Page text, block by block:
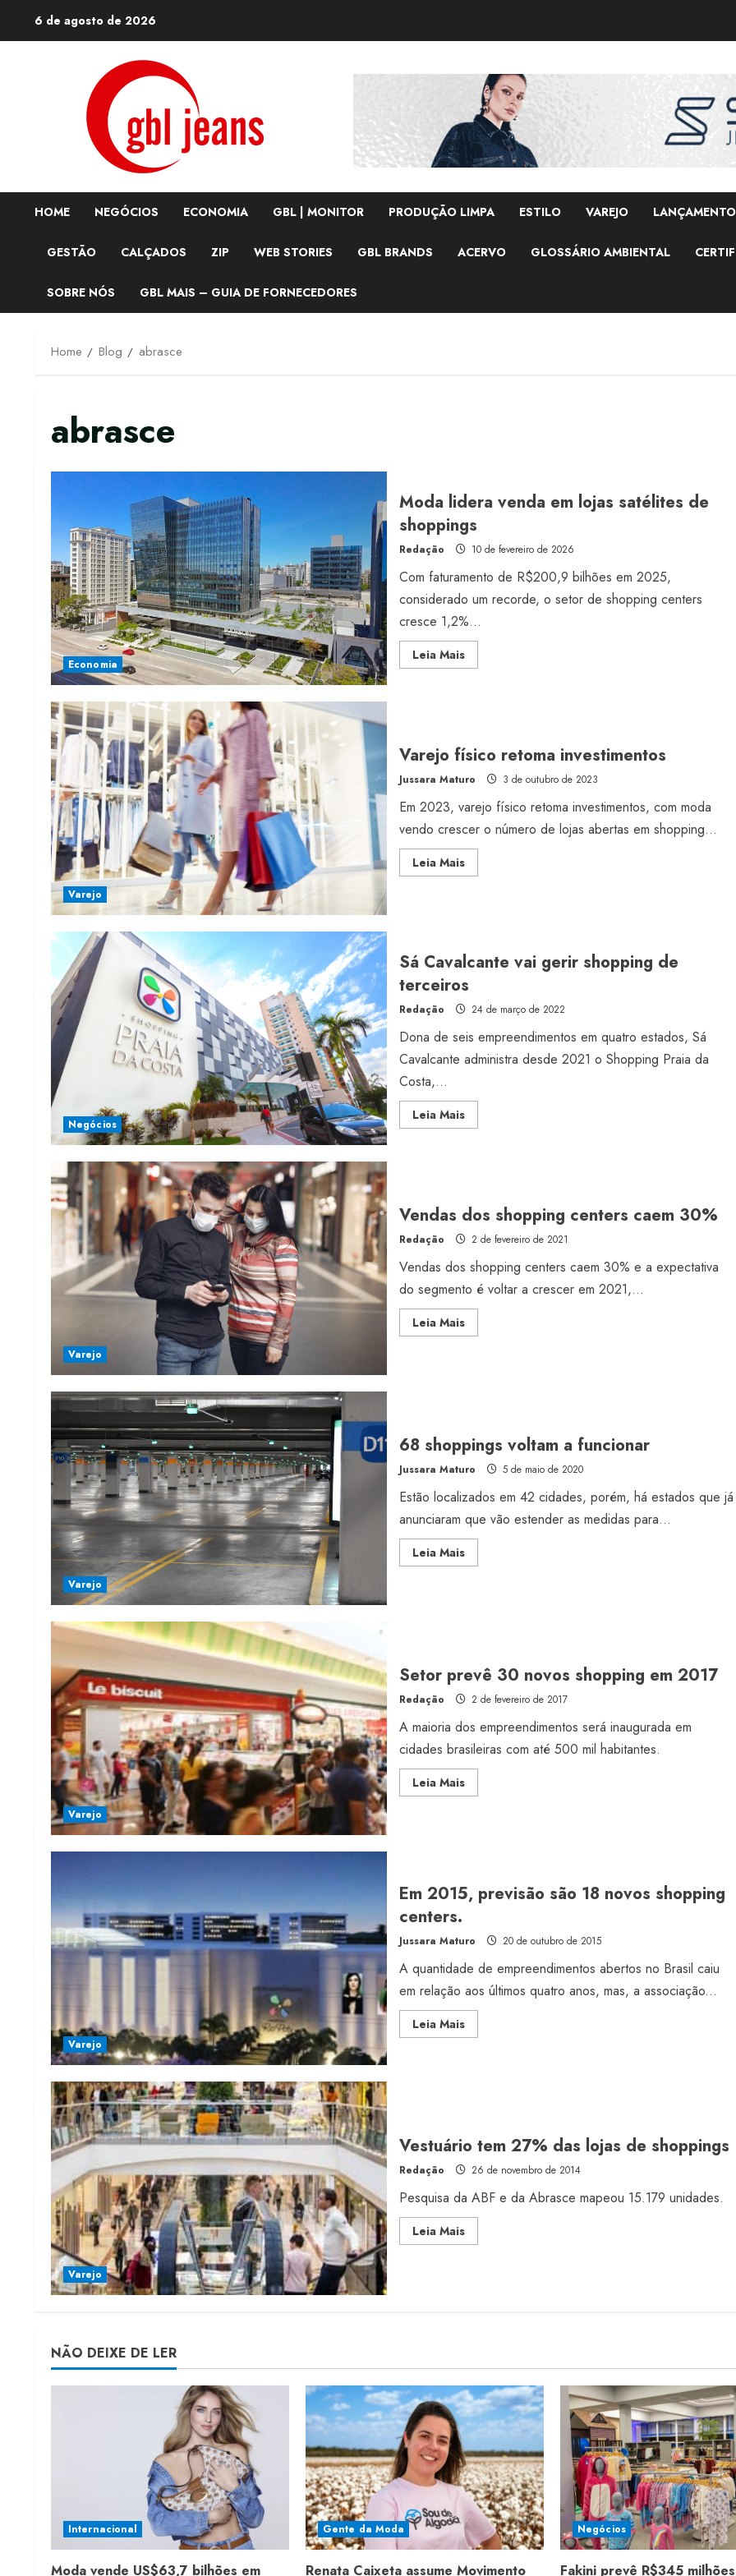
6 de agosto de 2026
HOME NEGÓCIOS ECONOMIA GBL | MONITOR PRODUÇÃO LIMPA ESTILO VAREJO
GESTÃO CALÇADOS ZIP WEB STORIES GBL BRANDS ACERVO GLOSSÁRIO AMBIENTAL
SOBRE NÓS GBL MAIS – GUIA DE FORNECEDORES
Home Blog abrasce
abrasce
Economia
Moda lidera venda em lojas satélites de
shoppings
Redação 10 de fevereiro de 2026
Com faturamento de R$200,9 bilhões em 2025,
considerado um recorde, o setor de shopping centers
cresce 1,2%...
Leia MaisRead
more
satélites
de
Varejo
Varejo físico retoma investimentos
Jussara Maturo 3 de outubro de 2023
Em 2023, varejo físico retoma investimentos, com moda
vendo crescer o número de lojas abertas em shopping...
Leia MaisRead
more
Negócios
Sá Cavalcante vai gerir shopping de
terceiros
Redação 24 de março de 2022
Dona de seis empreendimentos em quatro estados, Sá
Cavalcante administra desde 2021 o Shopping Praia da
Costa,...
Leia MaisRead
more
de
terceiros
Varejo
Vendas dos shopping centers caem 30%
Redação 2 de fevereiro de 2021
Vendas dos shopping centers caem 30% e a expectativa
do segmento é voltar a crescer em 2021,...
Leia MaisRead
more
Varejo
68 shoppings voltam a funcionar
Jussara Maturo 5 de maio de 2020
Estão localizados em 42 cidades, porém, há estados que já
anunciaram que vão estender as medidas para...
Leia MaisRead
more
Varejo
Setor prevê 30 novos shopping em 2017
Redação 2 de fevereiro de 2017
A maioria dos empreendimentos será inaugurada em
cidades brasileiras com até 500 mil habitantes.
Leia MaisRead
more
2017
Varejo
Em 2015, previsão são 18 novos shopping
centers.
Jussara Maturo 20 de outubro de 2015
A quantidade de empreendimentos abertos no Brasil caiu
em relação aos últimos quatro anos, mas, a associação...
Leia MaisRead
more
centers.
Varejo
Vestuário tem 27% das lojas de shoppings
Redação 26 de novembro de 2014
Pesquisa da ABF e da Abrasce mapeou 15.179 unidades.
Leia MaisRead
more
Estilo
NÃO DEIXE DE LER
Internacional
Moda vende US$63,7 bilhões em
Gente da Moda
Renata Caixeta assume Movimento
Negócios
Fakini prevê R$345